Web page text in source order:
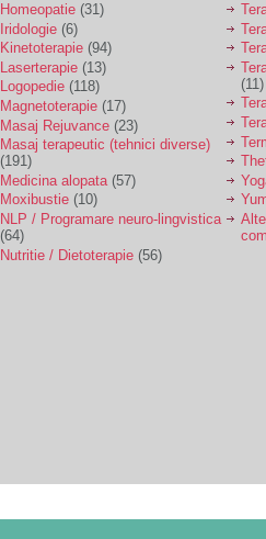
Homeopatie (31)
Iridologie (6)
Kinetoterapie (94)
Laserterapie (13)
Logopedie (118)
Magnetoterapie (17)
Masaj Rejuvance (23)
Masaj terapeutic (tehnici diverse)
(191)
Medicina alopata (57)
Moxibustie (10)
NLP / Programare neuro-lingvistica
(64)
Nutritie / Dietoterapie (56)
(11)